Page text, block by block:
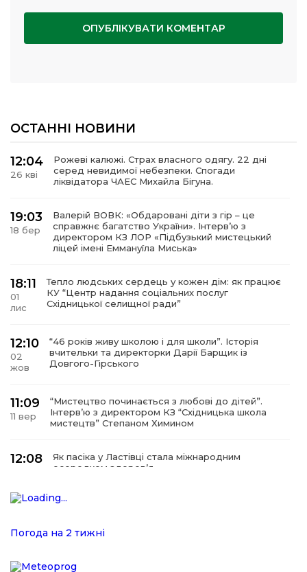
ОСТАННІ НОВИНИ
12:04
26 кві
Рожеві калюжі. Страх власного одягу. 22 дні
серед невидимої небезпеки. Спогади
ліквідатора ЧАЕС Михайла Бігуна.
19:03
18 бер
Валерій ВОВК: «Обдаровані діти з гір – це
справжнє багатство України». Інтервʼю з
директором КЗ ЛОР «Підбузький мистецький
ліцей імені Еммануїла Миська»
18:11
01
лис
Тепло людських сердець у кожен дім: як працює
КУ “Центр надання соціальних послуг
Східницької селищної ради”
12:10
02
жов
“46 років живу школою і для школи”. Історія
вчительки та директорки Дарії Барщик із
Довгого-Гірського
11:09
11 вер
“Мистецтво починається з любові до дітей”.
Інтерв’ю з директором КЗ “Східницька школа
мистецтв” Степаном Химином
12:08
Як пасіка у Ластівці стала міжнародним
осередком здоров’я
15 лип
“Респект — Гаївка”
17:07
Віра, що не згасає. Історія сили духу,
Погода на 2 тижні